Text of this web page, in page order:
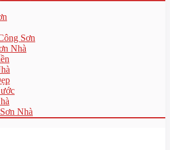
Sơn
Nhà
Nhà